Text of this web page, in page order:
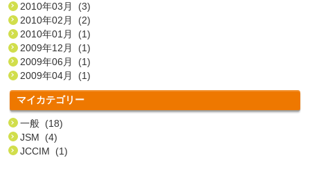
2010年03月 (3)
2010年02月 (2)
2010年01月 (1)
2009年12月 (1)
2009年06月 (1)
2009年04月 (1)
マイカテゴリー
一般 (18)
JSM (4)
JCCIM (1)